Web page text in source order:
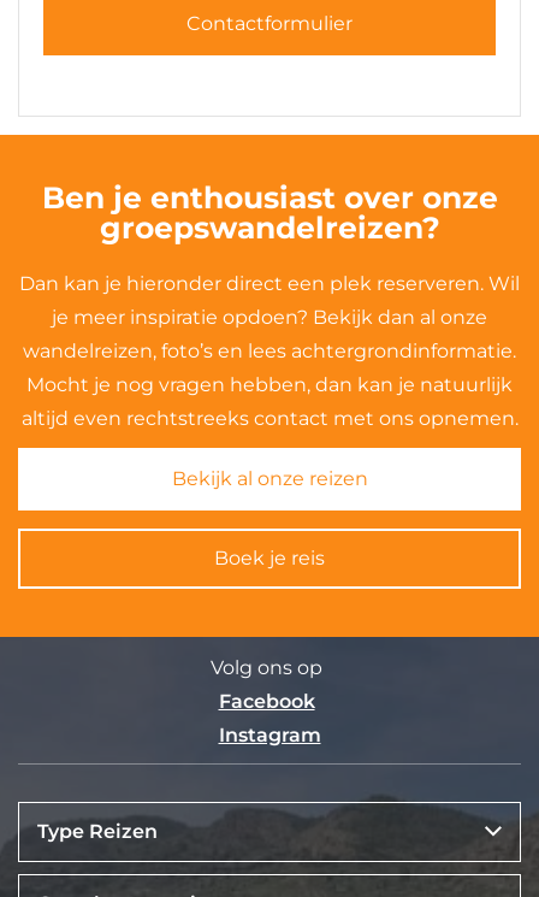
Contactformulier
Ben je enthousiast over onze
groepswandelreizen?
Dan kan je hieronder direct een plek reserveren. Wil
je meer inspiratie opdoen? Bekijk dan al onze
wandelreizen, foto’s en lees achtergrondinformatie.
Mocht je nog vragen hebben, dan kan je natuurlijk
altijd even rechtstreeks contact met ons opnemen.
Bekijk al onze reizen
Boek je reis
Volg ons op
Facebook
Instagram
Type Reizen